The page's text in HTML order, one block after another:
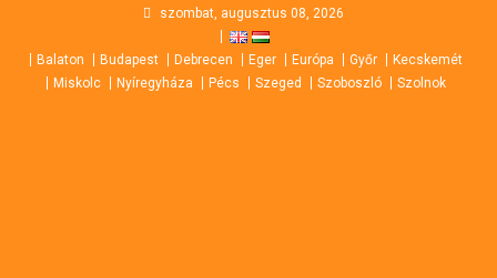
content
szombat, augusztus 08, 2026
Balaton Budapest Debrecen Eger Európa Győr
Kecskemét
Miskolc
Nyíregyháza Pécs Szeged Szoboszló Szolnok